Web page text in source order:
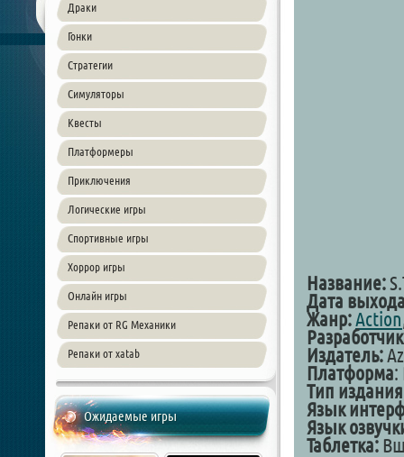
Драки
Гонки
Стратегии
Симуляторы
Квесты
Платформеры
Приключения
Логические игры
Спортивные игры
Хоррор игры
Онлайн игры
Репаки от RG Механики
Репаки от xatab
Ожидаемые игры
Название:
Дата
Жанр:Action
Разработчик
Издатель:
Платформа:
Тип издания
Язык
Язык
Таблетка: